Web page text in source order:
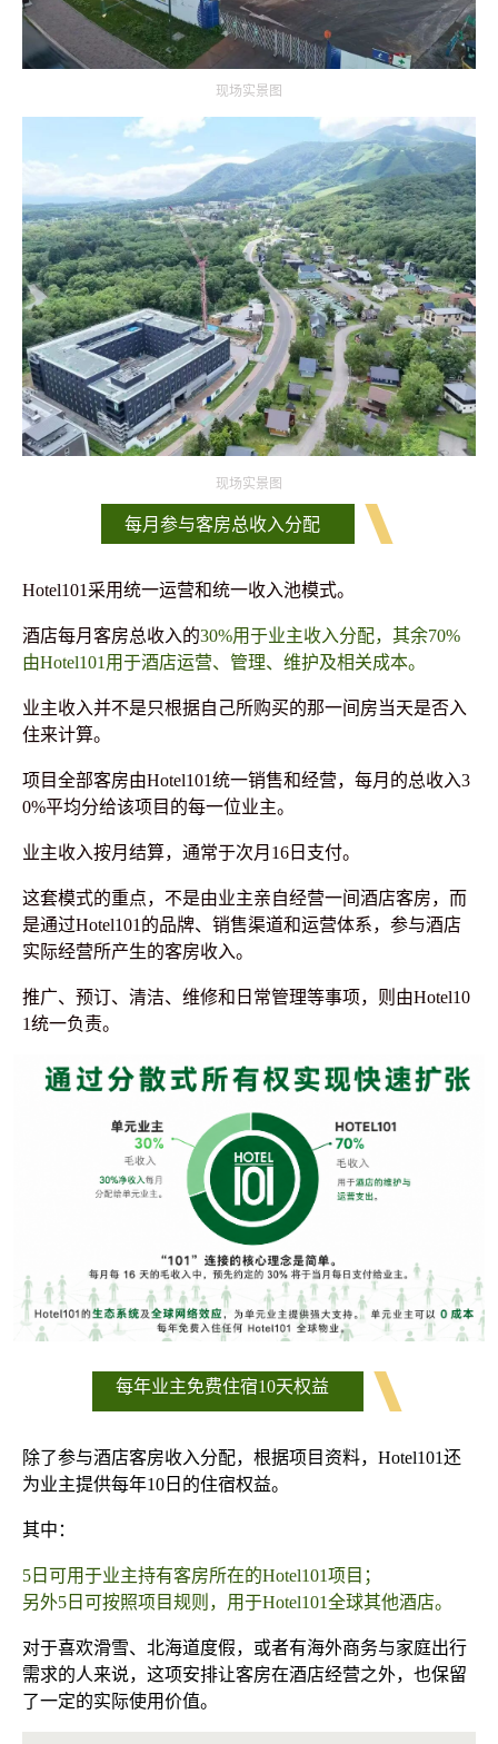
现场实景图
现场实景图
每月参与客房总收入分配
Hotel101采用统一运营和统一收入池模式。
酒店每月客房总收入的30%用于业主收入分配，其余70%
由Hotel101用于酒店运营、管理、维护及相关成本。
业主收入并不是只根据自己所购买的那一间房当天是否入
住来计算。
项目全部客房由Hotel101统一销售和经营，每月的总收入3
0%平均分给该项目的每一位业主。
业主收入按月结算，通常于次月16日支付。
这套模式的重点，不是由业主亲自经营一间酒店客房，而
是通过Hotel101的品牌、销售渠道和运营体系，参与酒店
实际经营所产生的客房收入。
推广、预订、清洁、维修和日常管理等事项，则由Hotel10
1统一负责。
每年业主免费住宿10天权益
除了参与酒店客房收入分配，根据项目资料，Hotel101还
为业主提供每年10日的住宿权益。
其中：
5日可用于业主持有客房所在的Hotel101项目；
另外5日可按照项目规则，用于Hotel101全球其他酒店。
对于喜欢滑雪、北海道度假，或者有海外商务与家庭出行
需求的人来说，这项安排让客房在酒店经营之外，也保留
了一定的实际使用价值。